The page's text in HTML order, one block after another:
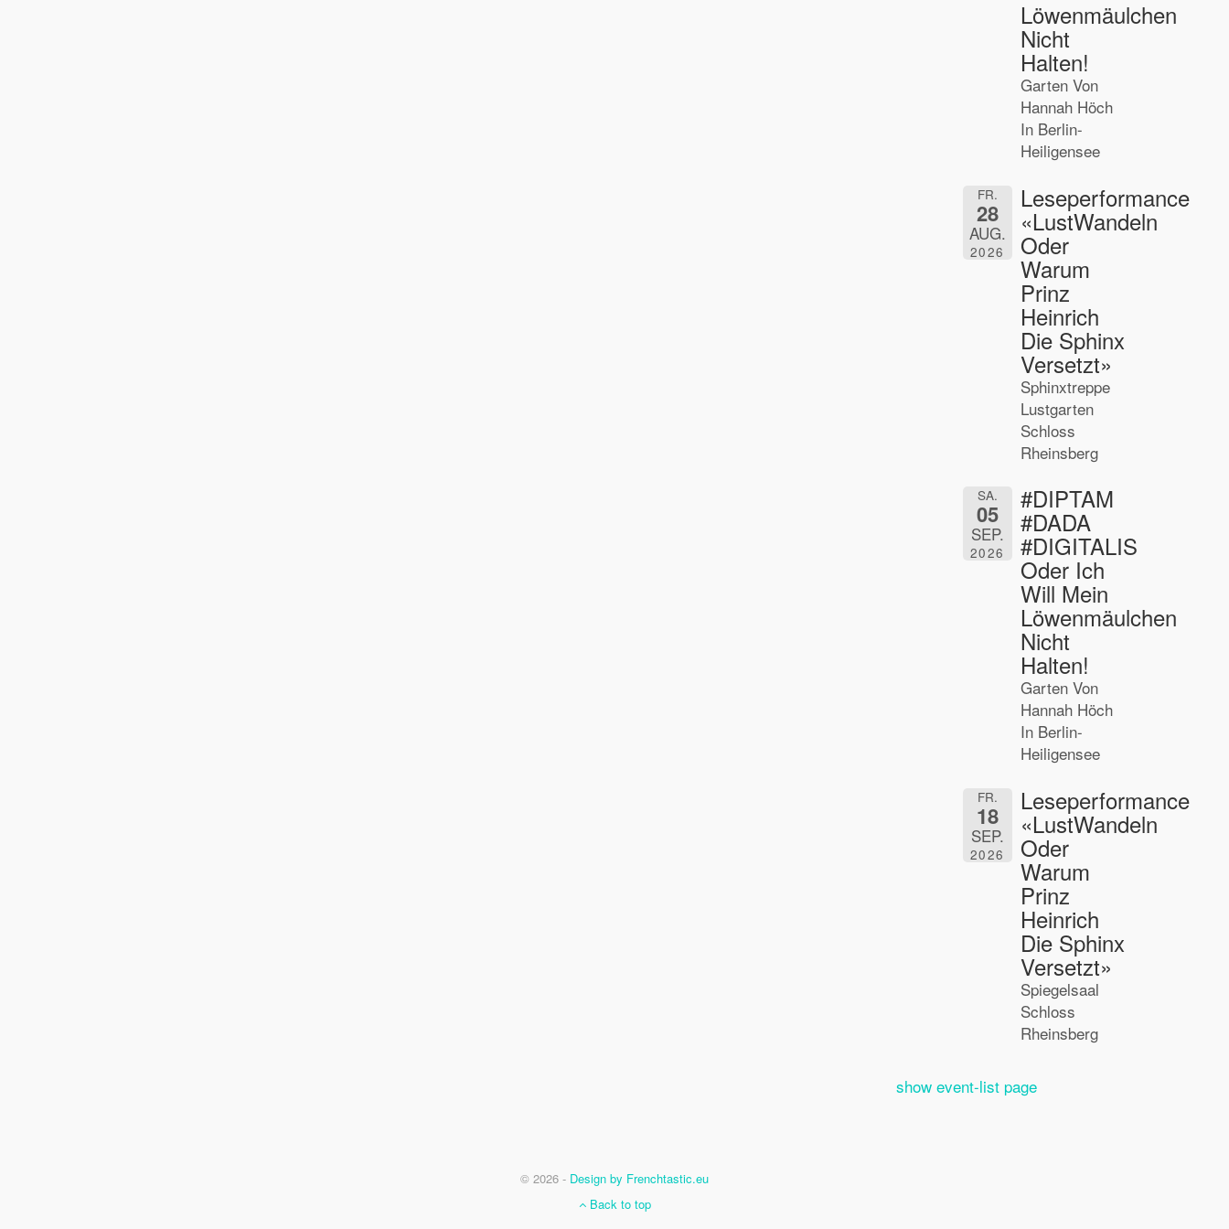
Löwenmäulchen
Nicht
Halten!
Garten Von
Hannah Höch
In Berlin-
Heiligensee
FR.
28
AUG.
2026
Leseperformance
«LustWandeln
Oder
Warum
Prinz
Heinrich
Die Sphinx
Versetzt»
Sphinxtreppe
Lustgarten
Schloss
Rheinsberg
SA.
05
SEP.
2026
#DIPTAM
#DADA
#DIGITALIS
Oder Ich
Will Mein
Löwenmäulchen
Nicht
Halten!
Garten Von
Hannah Höch
In Berlin-
Heiligensee
FR.
18
SEP.
2026
Leseperformance
«LustWandeln
Oder
Warum
Prinz
Heinrich
Die Sphinx
Versetzt»
Spiegelsaal
Schloss
Rheinsberg
show event-list page
© 2026 - Design by Frenchtastic.eu
Back to top